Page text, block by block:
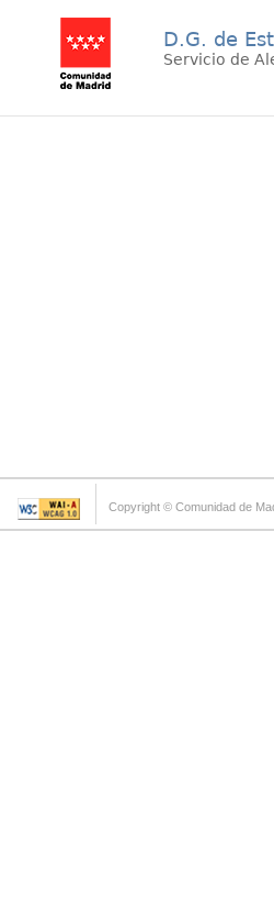
D.G. de
Servicio de
Copyright © Comunidad de